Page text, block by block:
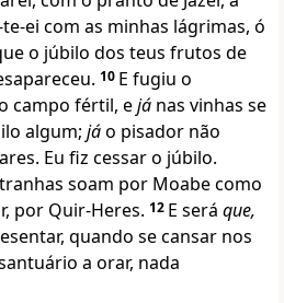
ei com as minhas lágrimas, ó
o júbilo dos teus frutos de
10 E fugiu o
campo fértil, ejá nas vinhas se
algum; jáo pisador não
Eu fiz cessar o júbilo.
soam por Moabe como
por Quir-Heres. 12 E será que,
quando se cansar nos
a orar, nada